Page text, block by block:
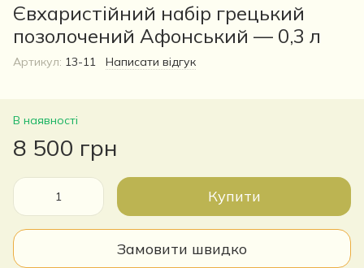
Євхаристійний набір грецький
позолочений Афонський — 0,3 л
Артикул: 13-11 Написати відгук
В наявності
8 500 грн
Купити
Замовити швидко